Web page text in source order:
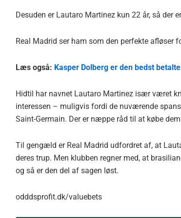
Desuden er Lautaro Martinez kun 22 år, så der
Real Madrid ser ham som den perfekte afløser
Læs også: Kasper Dolberg er den bedst
Hidtil har navnet Lautaro Martinez især været
interessen – muligvis fordi de nuværende
Saint-Germain. Der er næppe råd til at købe
Til gengæld er Real Madrid udfordret af, at
deres trup. Men klubben regner med, at
og så er den del af sagen løst.
odddsprofit.dk/valuebets